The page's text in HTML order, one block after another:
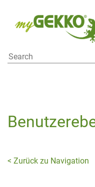
< Zurück zu Navigation